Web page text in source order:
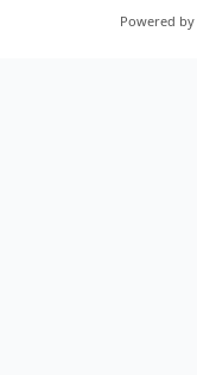
Powered by